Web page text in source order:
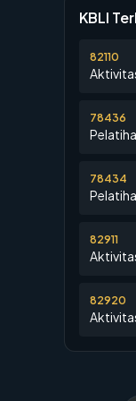
KBLI
82110
78436
78434
82911
82920